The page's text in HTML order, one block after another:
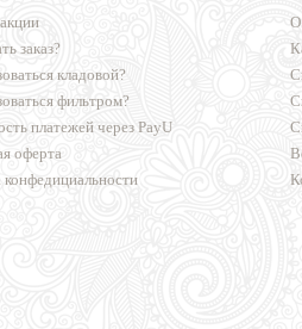
заказ?
кладовой?
фильтром?
платежей через PayU
оферта
О